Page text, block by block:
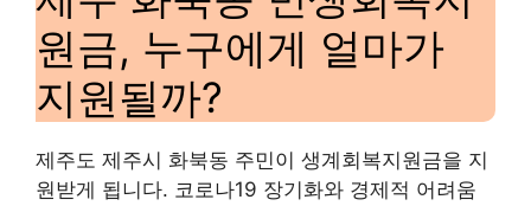
원금, 누구에게 얼마가
지원될까?
제주도 제주시 화북동 주민이 생계회복지원금을 지
원받게 됩니다. 코로나19 장기화와 경제적 어려움